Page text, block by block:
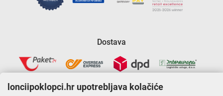
Dostava
lonciipoklopci.hr upotrebljava kolačiće